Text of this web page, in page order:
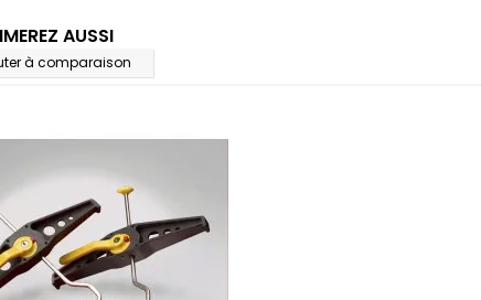
AUSSI
à comparaison